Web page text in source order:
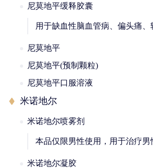
尼莫地平缓释胶囊
用于缺血性脑血管病、偏头痛
尼莫地平
尼莫地平(预制颗粒)
尼莫地平口服溶液
米诺地尔
米诺地尔喷雾剂
本品仅限男性使用，用于治疗男
米诺地尔凝胶